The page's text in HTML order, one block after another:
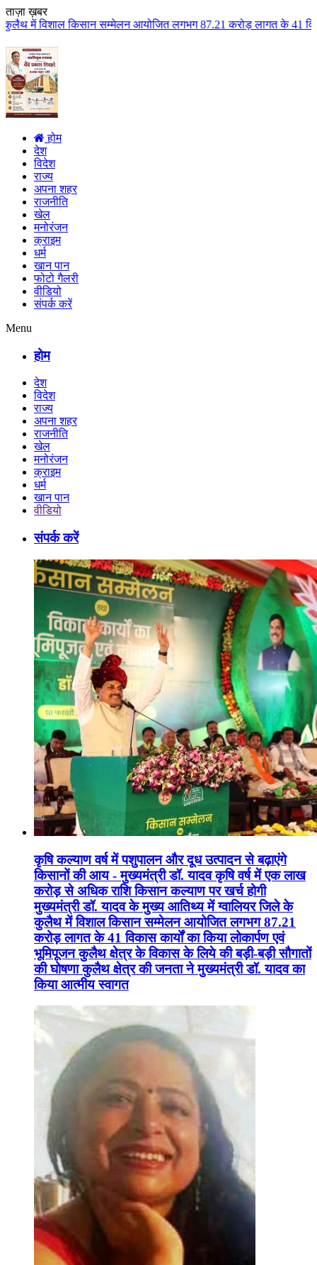
ताज़ा ख़बर
आयोजित लगभग 87.21 करोड़ लागत के 41 विकास कार्यों का किया
होम
देश
विदेश
राज्य
अपना शहर
राजनीति
खेल
मनोरंजन
क्राइम
धर्म
खान पान
फोटो गैलरी
वीडियो
संपर्क करें
Menu
होम
देश
विदेश
राज्य
अपना शहर
राजनीति
खेल
मनोरंजन
क्राइम
धर्म
खान पान
वीडियो
संपर्क करें
कृषि कल्याण वर्ष में पशुपालन और दूध उत्पादन से बढ़ाएंगे
किसानों की आय - मुख्यमंत्री डॉ. यादव कृषि वर्ष में एक लाख
करोड़ से अधिक राशि किसान कल्याण पर खर्च होगी
मुख्यमंत्री डॉ. यादव के मुख्य आतिथ्य में ग्वालियर जिले के
कुलैथ में विशाल किसान सम्मेलन आयोजित लगभग 87.21
करोड़ लागत के 41 विकास कार्यों का किया लोकार्पण एवं
भूमिपूजन कुलैथ क्षेत्र के विकास के लिये की बड़ी-बड़ी सौगातों
की घोषणा कुलैथ क्षेत्र की जनता ने मुख्यमंत्री डॉ. यादव का
किया आत्मीय स्वागत